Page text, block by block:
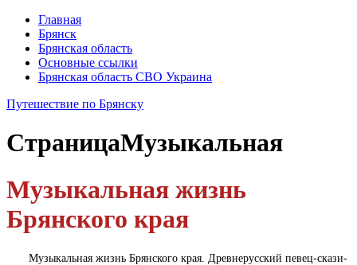
Главная
Брянск
Брянская область
Основные ссылки
Брянская область СВО Украина
Путешествие по Брянску
СтраницаМузыкальная
Музыкальная жизнь
Брянского края
Музыкальная жизнь Брянского края. Древнерусский певец-скази­